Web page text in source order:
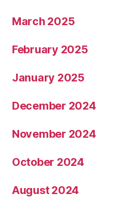
March 2025
February 2025
January 2025
December 2024
November 2024
October 2024
August 2024